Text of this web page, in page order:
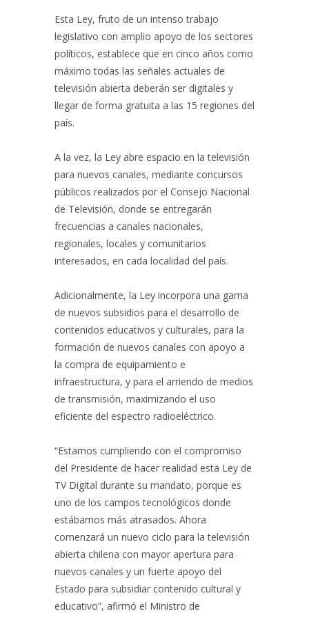
Esta Ley, fruto de un intenso trabajo
legislativo con amplio apoyo de los sectores
políticos, establece que en cinco años como
máximo todas las señales actuales de
televisión abierta deberán ser digitales y
llegar de forma gratuita a las 15 regiones del
país.
A la vez, la Ley abre espacio en la televisión
para nuevos canales, mediante concursos
públicos realizados por el Consejo Nacional
de Televisión, donde se entregarán
frecuencias a canales nacionales,
regionales, locales y comunitarios
interesados, en cada localidad del país.
Adicionalmente, la Ley incorpora una gama
de nuevos subsidios para el desarrollo de
contenidos educativos y culturales, para la
formación de nuevos canales con apoyo a
la compra de equipamiento e
infraestructura, y para el arriendo de medios
de transmisión, maximizando el uso
eficiente del espectro radioeléctrico.
“Estamos cumpliendo con el compromiso
del Presidente de hacer realidad esta Ley de
TV Digital durante su mandato, porque es
uno de los campos tecnológicos donde
estábamos más atrasados. Ahora
comenzará un nuevo ciclo para la televisión
abierta chilena con mayor apertura para
nuevos canales y un fuerte apoyo del
Estado para subsidiar contenido cultural y
educativo”, afirmó el Ministro de